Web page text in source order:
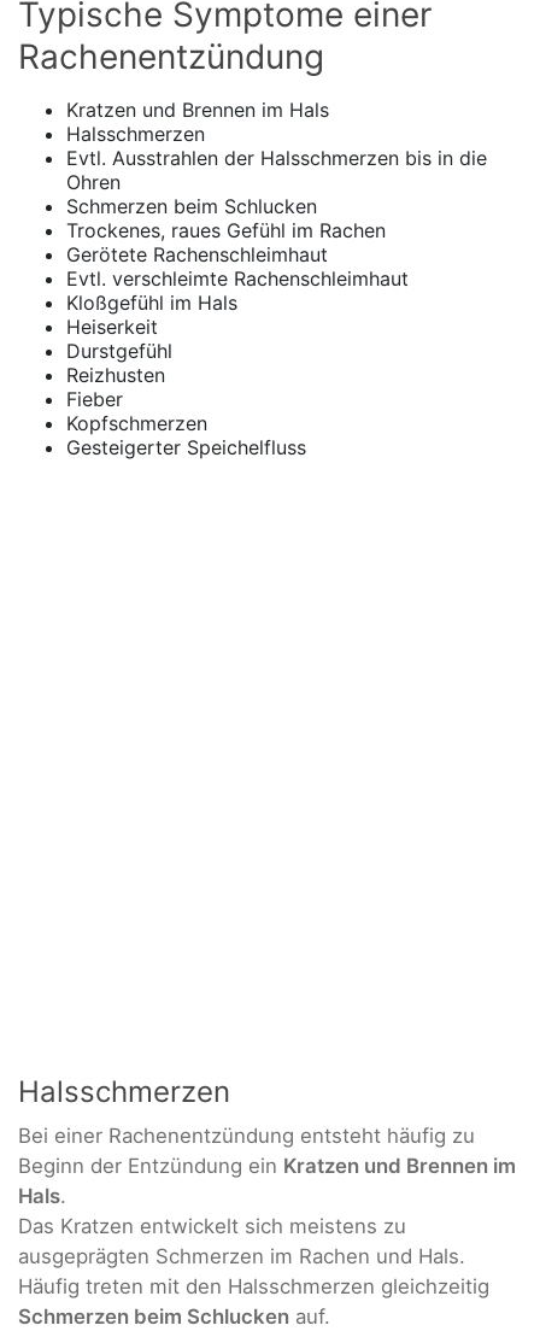
Typische Symptome einer
Rachenentzündung
Kratzen und Brennen im Hals
Halsschmerzen
Evtl. Ausstrahlen der Halsschmerzen bis in die
Ohren
Schmerzen beim Schlucken
Trockenes, raues Gefühl im Rachen
Gerötete Rachenschleimhaut
Evtl. verschleimte Rachenschleimhaut
Kloßgefühl im Hals
Heiserkeit
Durstgefühl
Reizhusten
Fieber
Kopfschmerzen
Gesteigerter Speichelfluss
Halsschmerzen
Bei einer Rachenentzündung entsteht häufig zu
Beginn der Entzündung ein Kratzen und Brennen im
Hals.
Das Kratzen entwickelt sich meistens zu
ausgeprägten Schmerzen im Rachen und Hals.
Häufig treten mit den Halsschmerzen gleichzeitig
Schmerzen beim Schlucken auf.